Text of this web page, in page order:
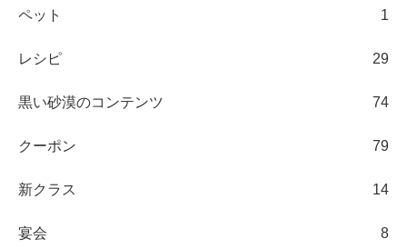
ペット 1
レシピ 29
黒い砂漠のコンテンツ 74
クーポン 79
新クラス 14
宴会 8